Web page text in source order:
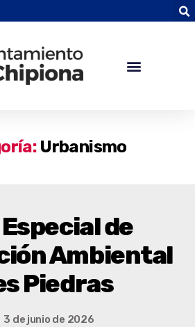
Urbanismo
de
Ambiental
Piedras
3 de junio de 2026